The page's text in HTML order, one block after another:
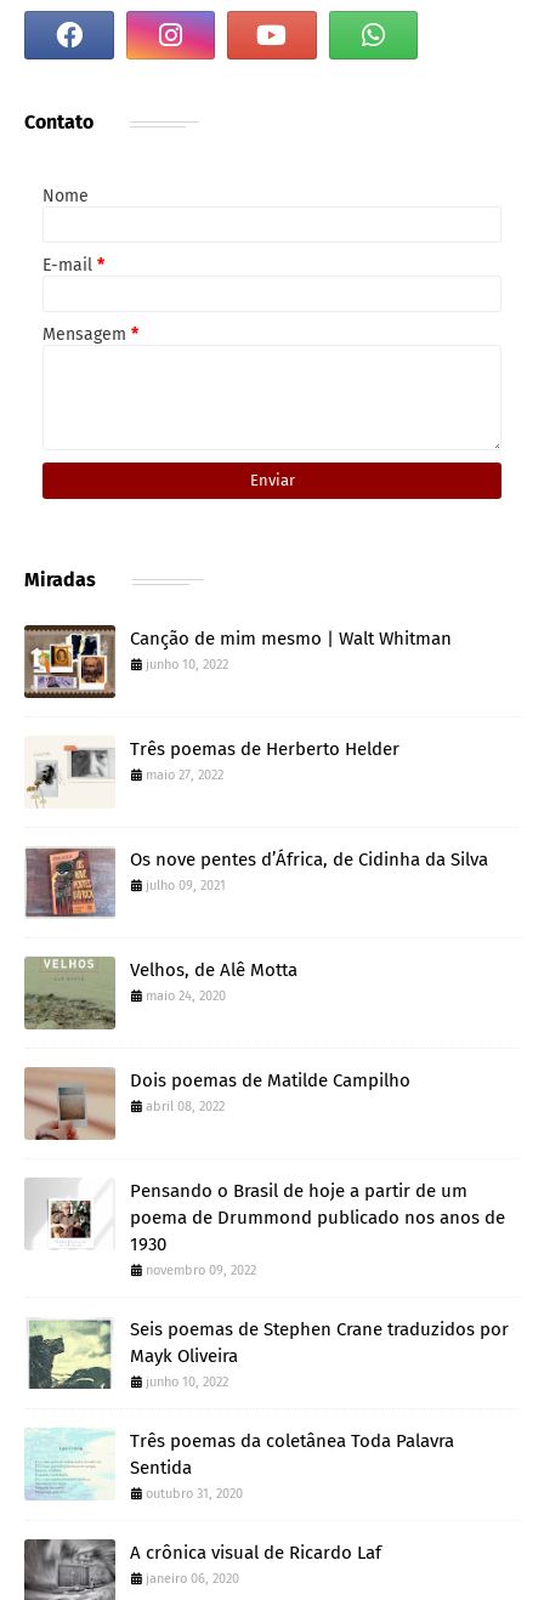
Contato
Nome
E-mail *
Mensagem *
Miradas
Canção de mim mesmo | Walt Whitman
junho 10, 2022
Três poemas de Herberto Helder
maio 27, 2022
Os nove pentes d’África, de Cidinha da Silva
julho 09, 2021
Velhos, de Alê Motta
maio 24, 2020
Dois poemas de Matilde Campilho
abril 08, 2022
Pensando o Brasil de hoje a partir de um
poema de Drummond publicado nos anos de
1930
novembro 09, 2022
Seis poemas de Stephen Crane traduzidos por
Mayk Oliveira
junho 10, 2022
Três poemas da coletânea Toda Palavra
Sentida
outubro 31, 2020
A crônica visual de Ricardo Laf
janeiro 06, 2020